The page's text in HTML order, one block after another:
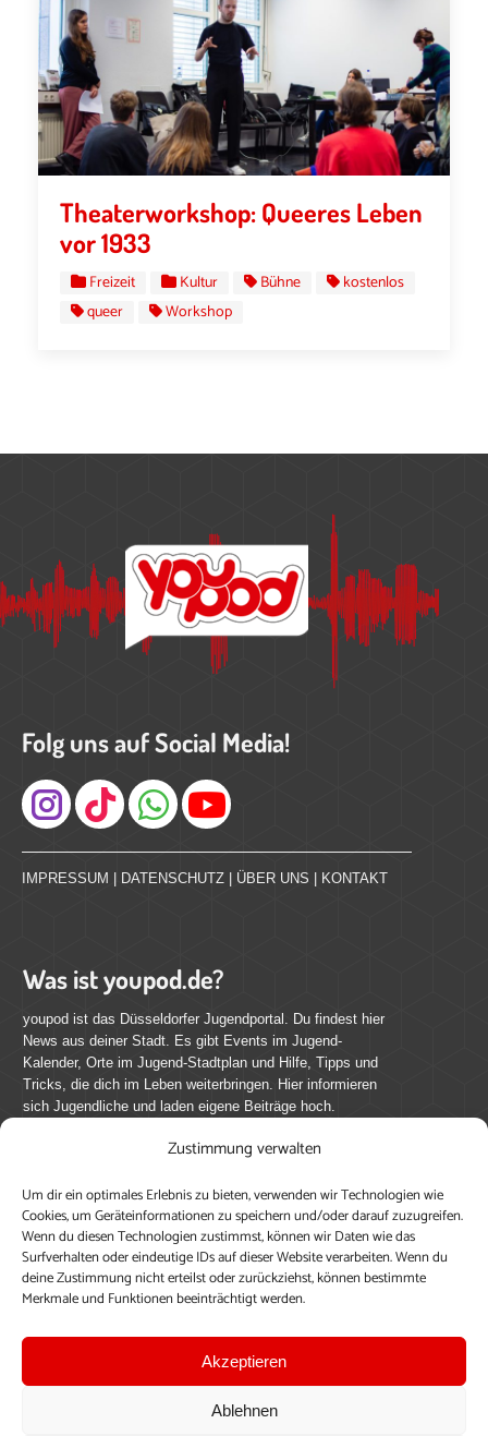
Zustimmung verwalten
Um dir ein optimales Erlebnis zu bieten, verwenden wir Technologien wie
Cookies, um Geräteinformationen zu speichern und/oder darauf zuzugreifen.
Wenn du diesen Technologien zustimmst, können wir Daten wie das
Surfverhalten oder eindeutige IDs auf dieser Website verarbeiten. Wenn du
deine Zustimmung nicht erteilst oder zurückziehst, können bestimmte
Merkmale und Funktionen beeinträchtigt werden.
Akzeptieren
Ablehnen
Theaterworkshop: Queeres Leben
vor 1933
Freizeit Kultur Bühne
kostenlos
queer
Workshop
Folg uns auf Social Media!
Instagram
IMPRESSUM DATENSCHUTZ ÜBER UNS KONTAKT
Was ist youpod.de?
youpod ist das Düsseldorfer Jugendportal. Du findest hier
News aus deiner Stadt. Es gibt Events im Jugend-
Kalender, Orte im Jugend-Stadtplan und Hilfe, Tipps und
Tricks, die dich im Leben weiterbringen. Hier informieren
sich Jugendliche und laden eigene Beiträge hoch.
Mach mit bei youpod.de!
youpod.de lebt von Menschen wie dir. Sammel
journalistische Erfahrung, teile deine Perspektive und
veröffentliche deine Beiträge auf youpod.de.Du musst
dich anmelden, um alle Funktionen nutzen zu können, ein
Profil anzulegen, eigene Beiträge hochzuladen und zu
Einloggen